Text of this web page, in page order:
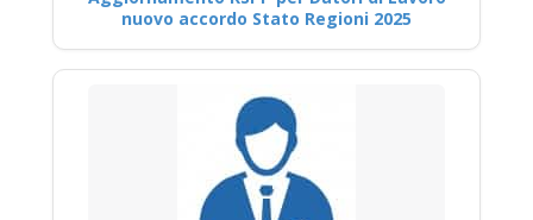
nuovo accordo Stato Regioni 2025